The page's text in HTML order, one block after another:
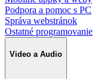
Podpora a pomoc s PC
Správa webstránok
Ostatné programovanie
Video a Audio